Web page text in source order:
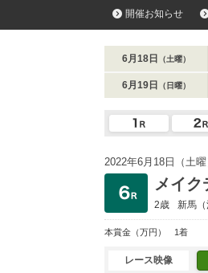
開催お知らせ
6月18日 （土曜）
6月19日 （日曜）
2022年6月18日（土
メイク
2歳 新馬
本賞金 （万円） 1着
レース映像